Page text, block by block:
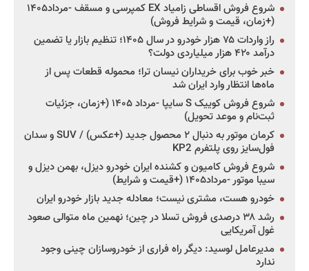
شروع فروش اقساطی زامیاد EX کمپرسی و مسقف -مرداد۱۴۰۵
(+زمان، قیمت و شرایط فروش)
راز واردات ۷۵ هزار خودرو در سال ۱۴۰۵؛ تنظیم بازار یا تضمین
درآمد ۴۲۰ هزار میلیاردی دولت؟
خبر خوب برای خریداران نیسان ترا؛ محموله قطعات پس از
ماه‌ها انتظار وارد ایران شد
شروع فروش کوییک S سایپا -مرداد ۱۴۰۵ (+زمان، جزئیات
ثبت‌نام و موعد تحویل)
کرمان موتور به دنبال ۲ محصول جدید (+عکس) / SUV و سدان
فول‌سایز روی پلتفرم KP2
شروع فروش کامیون و کشنده ایران خودرو دیزل، بهمن دیزل و
سیبا موتور -مرداد۱۴۰۵ (+قیمت و شرایط)
خودرو هست، مشتری نیست؛ معادله جدید بازار خودرو ایران
رشد ۳۸ درصدی فروش تسلا در چین؛ نهمین ماه متوالی صعود
غول آمریکایی
مدیرعامل لوسید: دیگر راه فراری از خودروسازان چینی وجود
ندارد